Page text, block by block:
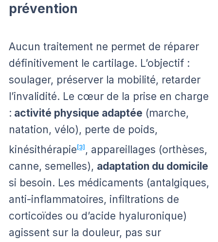
prévention
Aucun traitement ne permet de réparer
définitivement le cartilage. L’objectif :
soulager, préserver la mobilité, retarder
l’invalidité. Le cœur de la prise en charge
: activité physique adaptée (marche,
natation, vélo), perte de poids,
kinésithérapie[3] , appareillages (orthèses,
canne, semelles), adaptation du domicile
si besoin. Les médicaments (antalgiques,
anti-inflammatoires, infiltrations de
corticoïdes ou d’acide hyaluronique)
agissent sur la douleur, pas sur